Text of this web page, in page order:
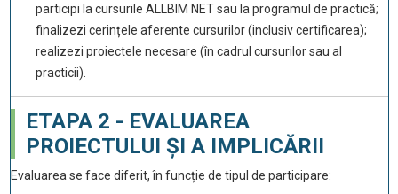
participi la cursurile ALLBIM NET sau la programul de practică;
finalizezi cerințele aferente cursurilor (inclusiv certificarea);
realizezi proiectele necesare (în cadrul cursurilor sau al
practicii).
ETAPA 2 - EVALUAREA
PROIECTULUI ȘI A IMPLICĂRII
Evaluarea se face diferit, în funcție de tipul de participare: